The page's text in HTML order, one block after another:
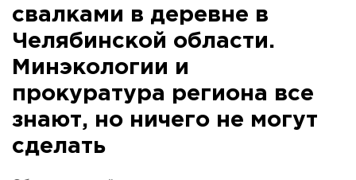
свалками в деревне в
Челябинской области.
Минэкологии и
прокуратура региона все
знают, но ничего не могут
сделать